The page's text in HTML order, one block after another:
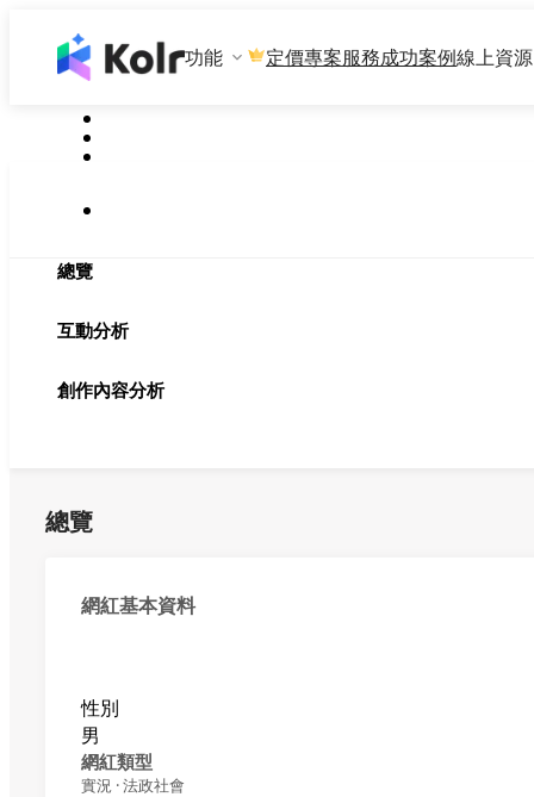
功能 定價專案服務成功案例線上資源
總覽
互動分析
創作內容分析
總覽
網紅基本資料
性別
男
網紅類型
實況 · 法政社會